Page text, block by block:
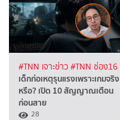
#TNN เจาะข่าว#TNN ช่อง16
เด็กก่อเหตุรุนแรงเพราะเกมจริง
หรือ? เปิด 10 สัญญาณเตือน
ก่อนสาย
28